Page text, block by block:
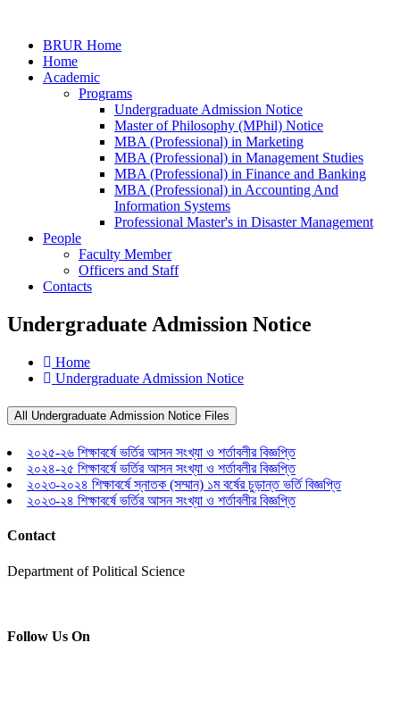
BRUR Home
Home
Academic
Programs
Undergraduate Admission Notice
Master of Philosophy (MPhil) Notice
MBA (Professional) in Marketing
MBA (Professional) in Management Studies
MBA (Professional) in Finance and Banking
MBA (Professional) in Accounting And
Information Systems
Professional Master's in Disaster Management
People
Faculty Member
Officers and Staff
Contacts
Undergraduate Admission Notice
Home
Undergraduate Admission Notice
All Undergraduate Admission Notice Files
২০২৫-২৬ শিক্ষাবর্ষে ভর্তির আসন সংখ্যা ও শর্তাবলীর বিজ্ঞপ্তি
২০২৪-২৫ শিক্ষাবর্ষে ভর্তির আসন সংখ্যা ও শর্তাবলীর বিজ্ঞপ্তি
২০২৩-২০২৪ শিক্ষাবর্ষে স্নাতক (সম্মান) ১ম বর্ষের চুড়ান্ত ভর্তি বিজ্ঞপ্তি
২০২৩-২৪ শিক্ষাবর্ষে ভর্তির আসন সংখ্যা ও শর্তাবলীর বিজ্ঞপ্তি
Contact
Department of Political Science
Follow Us On